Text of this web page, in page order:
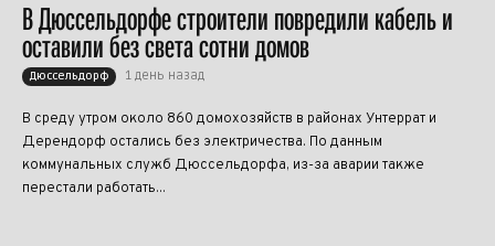
В Дюссельдорфе строители повредили кабель и
оставили без света сотни домов
Дюссельдорф 1 день назад
В среду утром около 860 домохозяйств в районах Унтеррат и
Дерендорф остались без электричества. По данным
коммунальных служб Дюссельдорфа, из-за аварии также
перестали работать...